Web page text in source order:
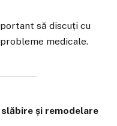
să discuți cu
medicale.
și remodelare